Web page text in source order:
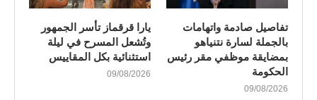
تفاصيل صادمة واتهامات
بالجملة لسارة نتنياهو
بمضايقة موظفي مقر رئيس
الحكومة
09/08/2026
يارا قرقماز تأسر الجمهور
وتُشعل المسرح في ليلة
استثنائية بكل المقاييس
09/08/2026